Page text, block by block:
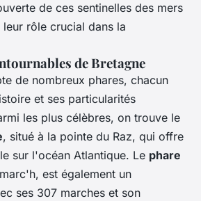
de ces sentinelles des mers
rôle crucial dans la
de Bretagne
de nombreux phares, chacun
et ses particularités
les plus célèbres, on trouve le
, situé à la pointe du Raz, qui offre
sur l'océan Atlantique. Le phare
est également un
ses 307 marches et son